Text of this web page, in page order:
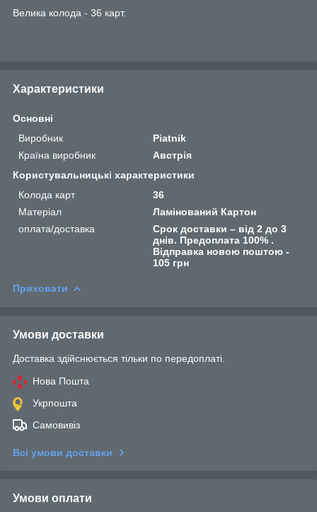
Велика колода - 36 карт.
Характеристики
Основні
Виробник
Piatnik
Країна виробник
Австрія
Користувальницькі характеристики
Колода карт
36
Матеріал
Ламінований Картон
оплата/доставка
Срок доставки – від 2 до 3
днів. Предоплата 100% .
Відправка новою поштою -
105 грн
Приховати
Умови доставки
Доставка здійснюється тільки по передоплаті.
Нова Пошта
Укрпошта
Самовивіз
Всі умови доставки
Умови оплати